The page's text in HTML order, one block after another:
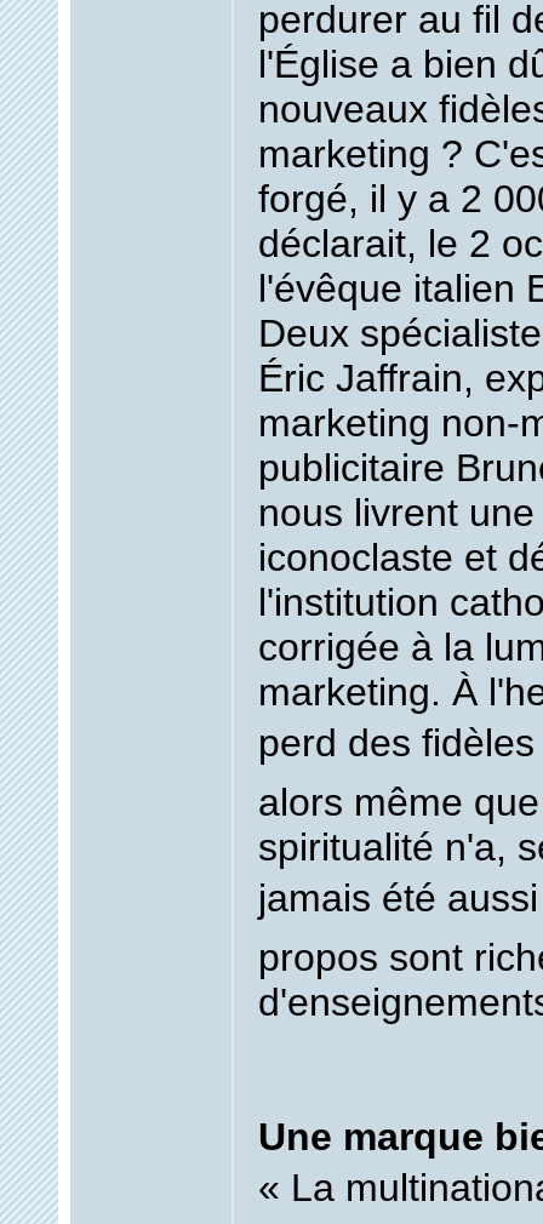
perdurer au fil
l'Église a bien
nouveaux
marketing ?
forgé, il y a 2
déclarait, le 2
l'évêque italien
Deux
Éric Jaffrain,
marketing non-
publicitaire
nous livrent
iconoclaste et
l'institution
corrigée à la
marketing. À
perd des fidèles
alors même
spiritualité n'a,
jamais été aussi
propos sont
Une marque
« La